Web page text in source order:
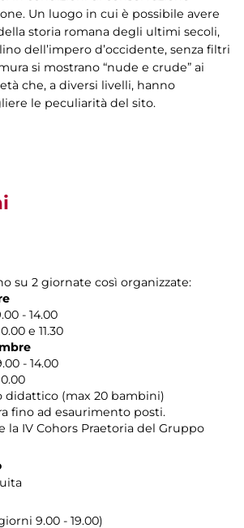
Un luogo in cui è possibile avere
storia romana degli ultimi secoli,
dell’impero d’occidente, senza filtri
si mostrano “nude e crude” ai
che, a diversi livelli, hanno
le peculiarità del sito.
su 2 giornate così organizzate:
- 14.00
e 11.30
- 14.00
didattico (max 20 bambini)
fino ad esaurimento posti.
la IV Cohors Praetoria del Gruppo
9.00 - 19.00)